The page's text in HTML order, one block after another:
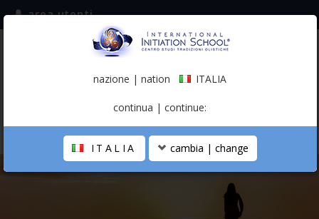
iscriviti alla mailing list
(italiano)
area utenti
LA SCUOLA
nazione | nation ITALIA
continua | continue:
ITALIA cambia | change